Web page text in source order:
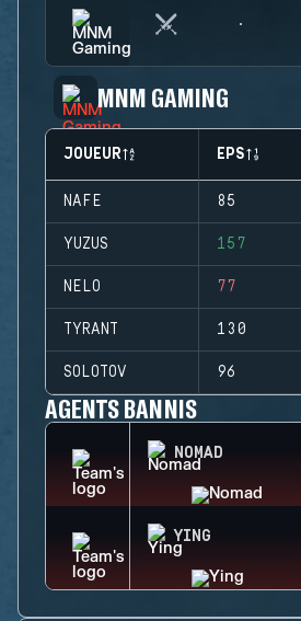
MNM GAMING
JOUEUR EPS
NAFE 85
YUZUS 157
NELO 77
TYRANT 130
SOLOTOV 96
AGENTS BANNIS
NOMAD
YING